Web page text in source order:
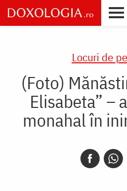
Skip
to
main
Locuri de
(Foto)
Elisabeta” –
monahal în